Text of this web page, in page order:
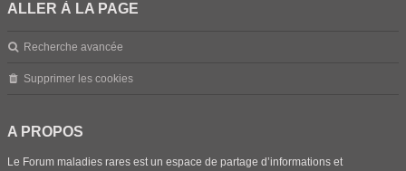
ALLER À LA PAGE
Recherche avancée
Supprimer les cookies
A PROPOS
Le Forum maladies rares est un espace de partage d’informations et